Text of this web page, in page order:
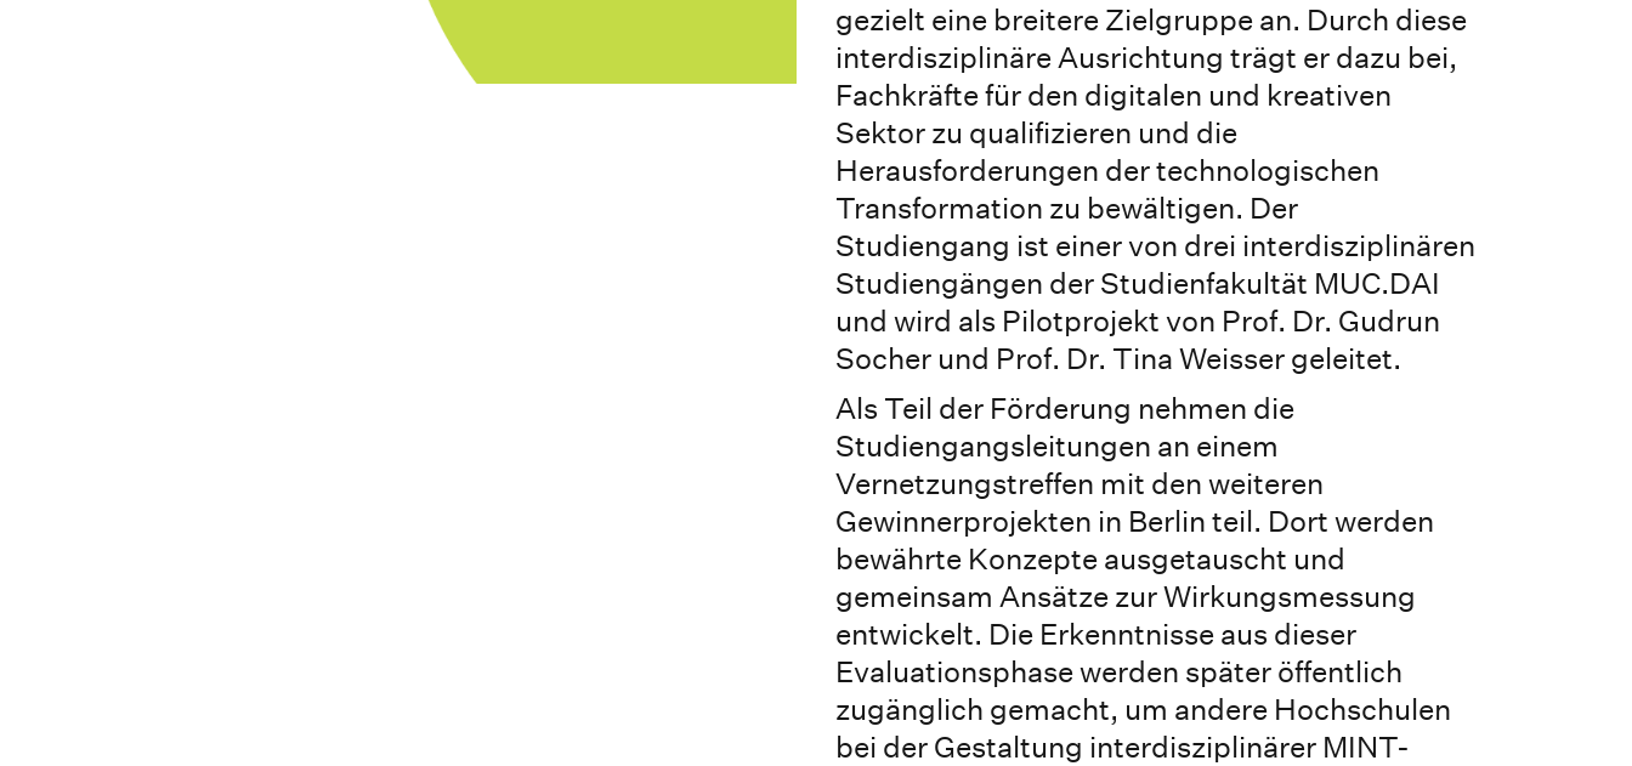
gezielt eine breitere Zielgruppe an. Durch diese
interdisziplinäre Ausrichtung trägt er dazu bei,
Fachkräfte für den digitalen und kreativen
Sektor zu qualifizieren und die
Herausforderungen der technologischen
Transformation zu bewältigen. Der
Studiengang ist einer von drei interdisziplinären
Studiengängen der Studienfakultät MUC.DAI
und wird als Pilotprojekt von Prof. Dr. Gudrun
Socher und Prof. Dr. Tina Weisser geleitet.
Als Teil der Förderung nehmen die
Studiengangsleitungen an einem
Vernetzungstreffen mit den weiteren
Gewinnerprojekten in Berlin teil. Dort werden
bewährte Konzepte ausgetauscht und
gemeinsam Ansätze zur Wirkungsmessung
entwickelt. Die Erkenntnisse aus dieser
Evaluationsphase werden später öffentlich
zugänglich gemacht, um andere Hochschulen
bei der Gestaltung interdisziplinärer MINT-